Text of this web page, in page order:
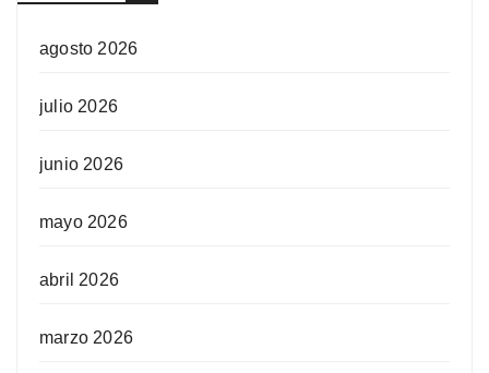
agosto 2026
julio 2026
junio 2026
mayo 2026
abril 2026
marzo 2026